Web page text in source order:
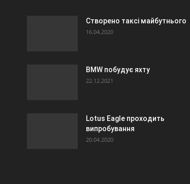
Створено таксі майбутнього
16.04.2020
BMW побудує яхту
22.12.2021
Lotus Eagle проходить
випробування
20.04.2020